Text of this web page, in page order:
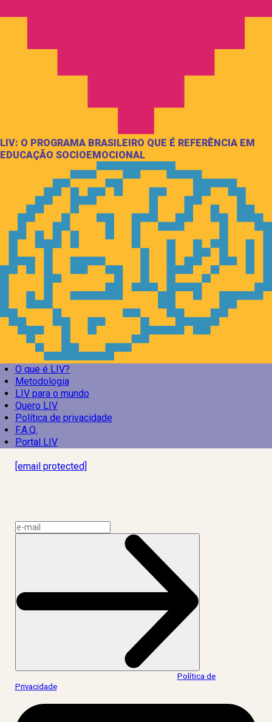
LIV: O PROGRAMA BRASILEIRO QUE É REFERÊNCIA EM
EDUCAÇÃO SOCIOEMOCIONAL
O que é LIV?
Metodologia
LIV para o mundo
Quero LIV
Política de privacidade
F.A.Q.
Portal LIV
[email protected]
Política de
Privacidade.